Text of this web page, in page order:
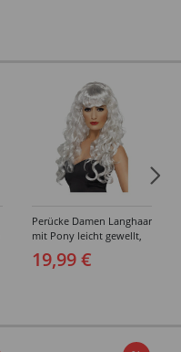
Perücke Damen Langhaar
mit Pony leicht gewellt,
19,99 €